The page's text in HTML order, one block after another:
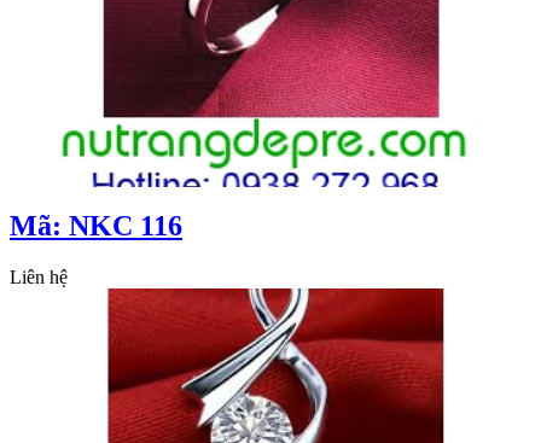
Mã: NKC 116
Liên hệ